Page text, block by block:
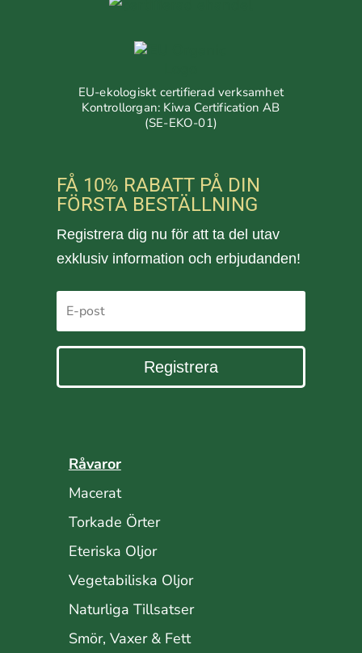
EU-ekologiskt certifierad verksamhet
Kontrollorgan: Kiwa Certification AB
(SE-EKO-01)
FÅ 10% RABATT PÅ DIN
FÖRSTA BESTÄLLNING
Registrera dig nu för att ta del utav
exklusiv information och erbjudanden!
Registrera
Råvaror
Macerat
Torkade Örter
Eteriska Oljor
Vegetabiliska Oljor
Naturliga Tillsatser
Smör, Vaxer & Fett